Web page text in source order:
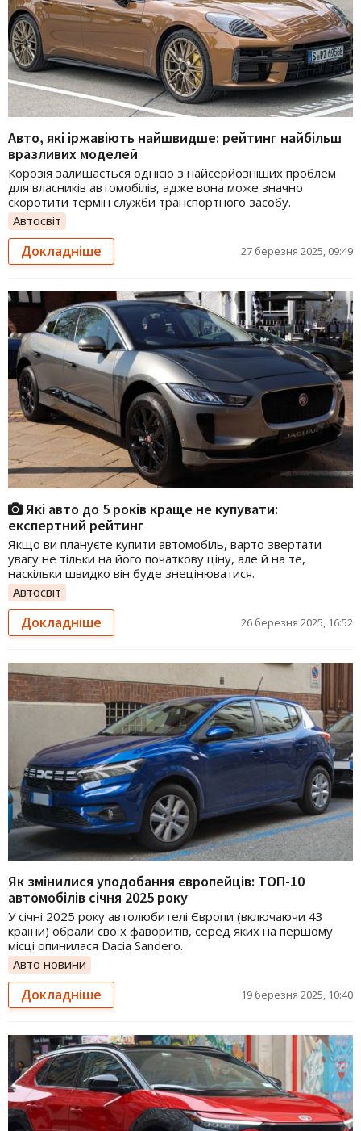
Авто, які іржавіють найшвидше: рейтинг найбільш
вразливих моделей
Корозія залишається однією з найсерйозніших проблем
для власників автомобілів, адже вона може значно
скоротити термін служби транспортного засобу.
Автосвіт
Докладніше 27 березня 2025, 09:49
Які авто до 5 років краще не купувати:
експертний рейтинг
Якщо ви плануєте купити автомобіль, варто звертати
увагу не тільки на його початкову ціну, але й на те,
наскільки швидко він буде знецінюватися.
Автосвіт
Докладніше 26 березня 2025, 16:52
Як змінилися уподобання європейців: ТОП-10
автомобілів січня 2025 року
У січні 2025 року автолюбителі Європи (включаючи 43
країни) обрали своїх фаворитів, серед яких на першому
місці опинилася Dacia Sandero.
Авто новини
Докладніше 19 березня 2025, 10:40